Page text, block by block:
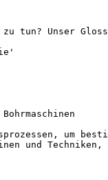
tun? Unser
um
und Techniken,